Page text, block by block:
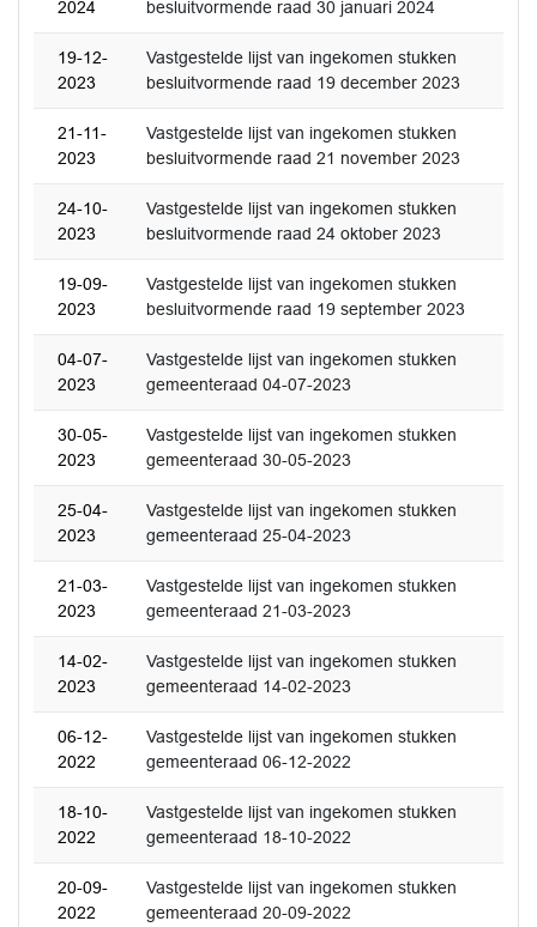
2024 besluitvormende raad 30 januari 2024
19-12-
2023
Vastgestelde lijst van ingekomen stukken
besluitvormende raad 19 december 2023
21-11-
2023
Vastgestelde lijst van ingekomen stukken
besluitvormende raad 21 november 2023
24-10-
2023
Vastgestelde lijst van ingekomen stukken
besluitvormende raad 24 oktober 2023
19-09-
2023
Vastgestelde lijst van ingekomen stukken
besluitvormende raad 19 september 2023
04-07-
2023
Vastgestelde lijst van ingekomen stukken
gemeenteraad 04-07-2023
30-05-
2023
Vastgestelde lijst van ingekomen stukken
gemeenteraad 30-05-2023
25-04-
2023
Vastgestelde lijst van ingekomen stukken
gemeenteraad 25-04-2023
21-03-
2023
Vastgestelde lijst van ingekomen stukken
gemeenteraad 21-03-2023
14-02-
2023
Vastgestelde lijst van ingekomen stukken
gemeenteraad 14-02-2023
06-12-
2022
Vastgestelde lijst van ingekomen stukken
gemeenteraad 06-12-2022
18-10-
2022
Vastgestelde lijst van ingekomen stukken
gemeenteraad 18-10-2022
20-09-
2022
Vastgestelde lijst van ingekomen stukken
gemeenteraad 20-09-2022